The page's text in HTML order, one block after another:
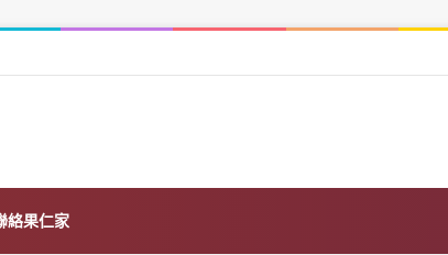
務、土地與履約保證
絡果仁家